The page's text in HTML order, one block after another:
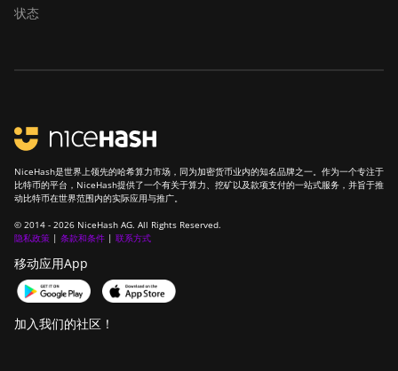
状态
NiceHash是世界上领先的哈希算力市场，同为加密货币业内的知名品牌之一。作为一个专注于
比特币的平台，NiceHash提供了一个有关于算力、挖矿以及款项支付的一站式服务，并旨于推
动比特币在世界范围内的实际应用与推广。
© 2014 - 2026 NiceHash AG. All Rights Reserved.
隐私政策 | 条款和条件 | 联系方式
移动应用App
加入我们的社区！